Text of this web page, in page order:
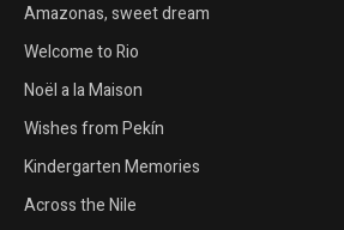
Amazonas, sweet dream
Welcome to Rio
Noël a la Maison
Wishes from Pekín
Kindergarten Memories
Across the Nile